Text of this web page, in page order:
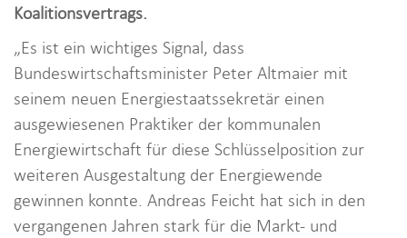
Koalitionsvertrags.
„Es ist ein wichtiges Signal, dass
Bundeswirtschaftsminister Peter Altmaier mit
seinem neuen Energiestaatssekretär einen
ausgewiesenen Praktiker der kommunalen
Energiewirtschaft für diese Schlüsselposition zur
weiteren Ausgestaltung der Energiewende
gewinnen konnte. Andreas Feicht hat sich in den
vergangenen Jahren stark für die Markt- und